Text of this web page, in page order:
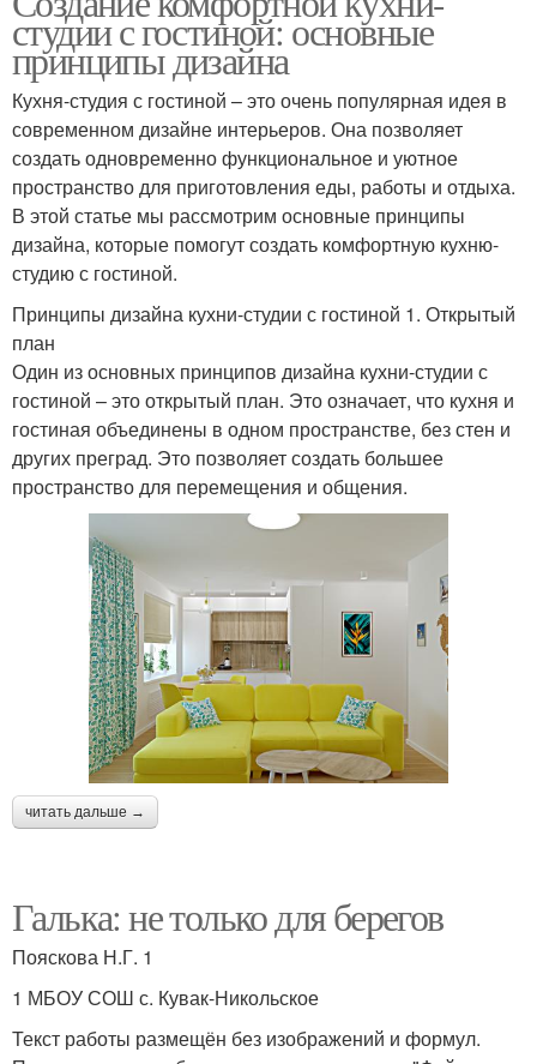
студии с гостиной: основные
принципы дизайна
Кухня-студия с гостиной – это очень популярная идея в
современном дизайне интерьеров. Она позволяет
создать одновременно функциональное и уютное
пространство для приготовления еды, работы и отдыха.
В этой статье мы рассмотрим основные принципы
дизайна, которые помогут создать комфортную кухню-
студию с гостиной.
Принципы дизайна кухни-студии с гостиной 1. Открытый
план
Один из основных принципов дизайна кухни-студии с
гостиной – это открытый план. Это означает, что кухня и
гостиная объединены в одном пространстве, без стен и
других преград. Это позволяет создать большее
пространство для перемещения и общения.
читать дальше →
Галька: не только для берегов
Пояскова Н.Г. 1
1 МБОУ СОШ с. Кувак-Никольское
Текст работы размещён без изображений и формул.